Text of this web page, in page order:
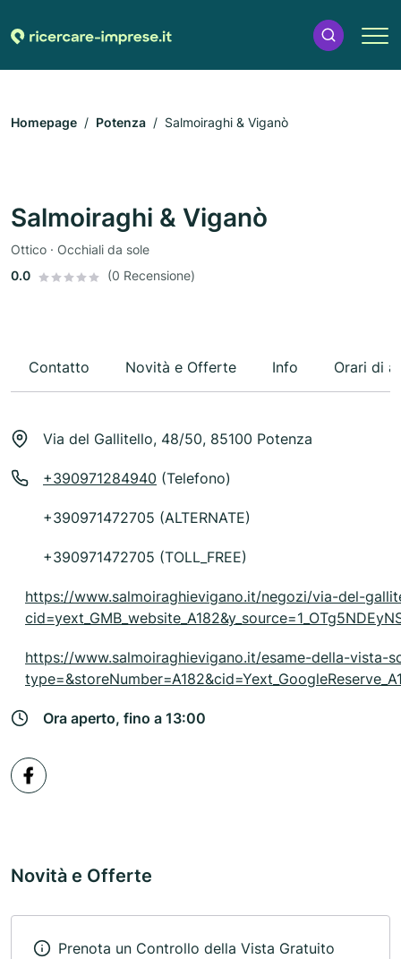
Homepage Potenza Salmoiraghi & Viganò
Salmoiraghi & Viganò
Ottico · Occhiali da sole
0.0
(0 Recensione)
Contatto Novità e Offerte Info Orari di
Via del Gallitello, 48/50, 85100 Potenza
+390971284940 (Telefono)
+390971472705 (ALTERNATE)
+390971472705 (TOLL_FREE)
https://www.salmoiraghievigano.it/negozi/via-del-
https://www.salmoiraghievigano.it/esame-della-vista-
Ora aperto, fino a 13:00
Novità e Offerte
Prenota un Controllo della Vista Gratuito